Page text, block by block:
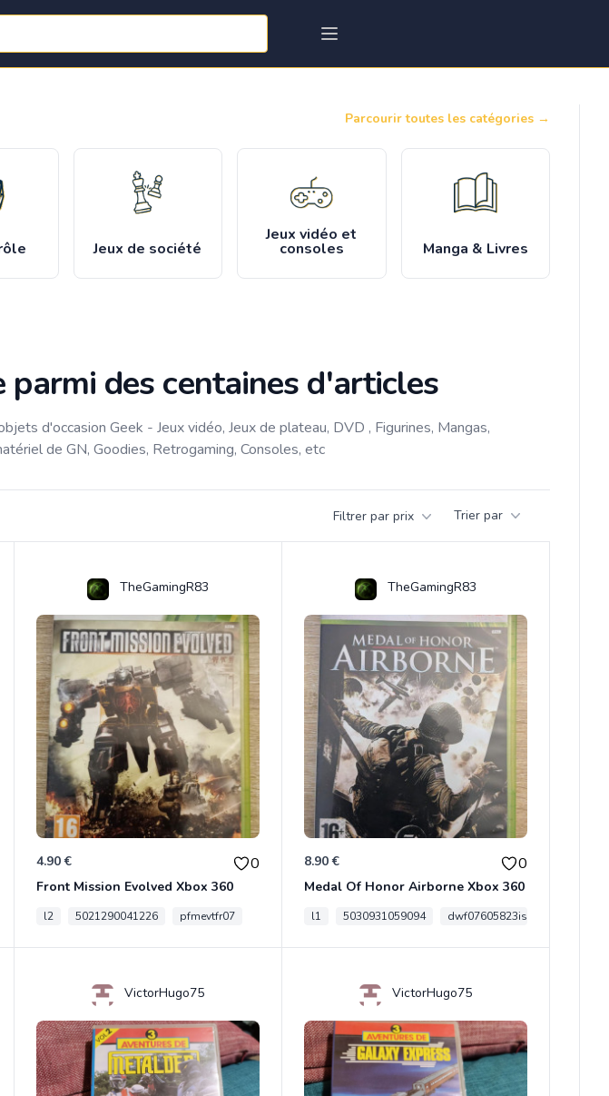
Parcourir toutes les catégories →
Jeux de société
Jeux vidéo et
consoles Manga & Livres
parmi des centaines d'articles
d'occasion Geek - Jeux vidéo, Jeux de plateau, DVD , Figurines, Mangas,
de GN, Goodies, Retrogaming, Consoles, etc
Filtrer par prix Trier par
TheGamingR83
4.90 € 0
Front Mission Evolved Xbox 360
l2 5021290041226 pfmevtfr07
TheGamingR83
8.90 € 0
Medal Of Honor Airborne Xbox 360
l1 5030931059094 dwf07605823is
VictorHugo75 VictorHugo75